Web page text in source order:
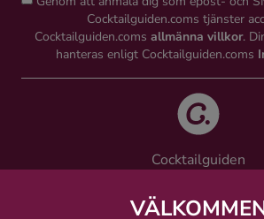
Cocktailguiden.coms tjänster
Cocktailguiden.coms allmänna villkor.
hanteras enligt Cocktailguiden.coms
Cocktailguiden
Västra Järnvägsgatan 21, 111